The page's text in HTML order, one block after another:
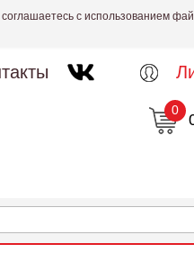
с использованием
0